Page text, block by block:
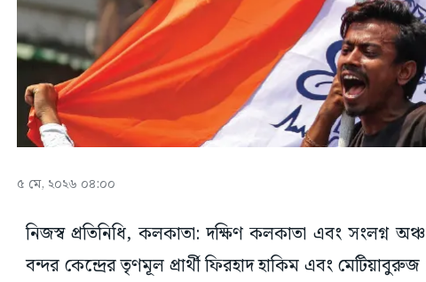
৫ মে, ২০২৬ ০৪:০০
নিজস্ব প্রতিনিধি, কলকাতা: দক্ষিণ কলকাতা এবং সংলগ্ন
বন্দর কেন্দ্রের তৃণমূল প্রার্থী ফিরহাদ হাকিম এবং